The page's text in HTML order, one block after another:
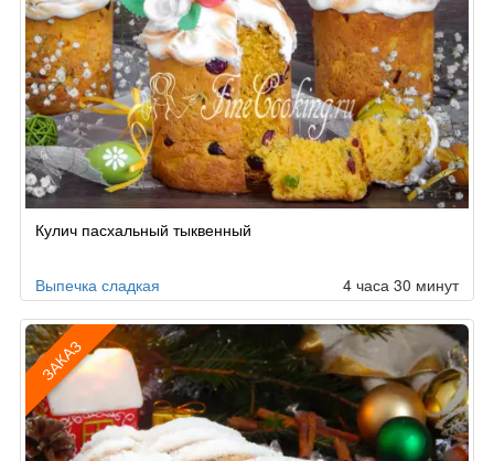
Кулич пасхальный тыквенный
Выпечка сладкая 4 часа 30 минут
ЗАКАЗ